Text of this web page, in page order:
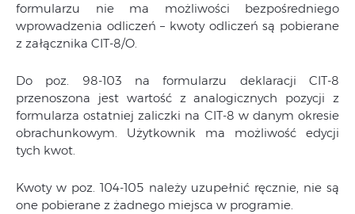
formularzu nie ma możliwości bezpośredniego
wprowadzenia odliczeń – kwoty odliczeń są pobierane
z załącznika CIT-8/O.
Do poz. 98-103 na formularzu deklaracji CIT-8
przenoszona jest wartość z analogicznych pozycji z
formularza ostatniej zaliczki na CIT-8 w danym okresie
obrachunkowym. Użytkownik ma możliwość edycji
tych kwot.
Kwoty w poz. 104-105 należy uzupełnić ręcznie, nie są
one pobierane z żadnego miejsca w programie.